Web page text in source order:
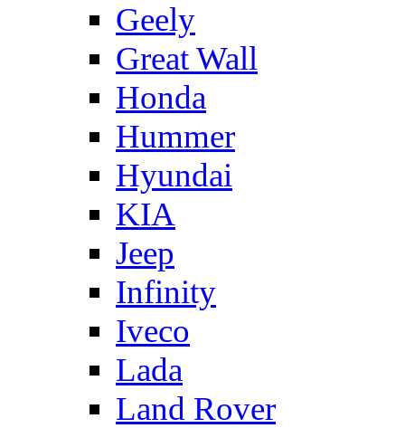
Geely
Great Wall
Honda
Hummer
Hyundai
KIA
Jeep
Infinity
Iveco
Lada
Land Rover